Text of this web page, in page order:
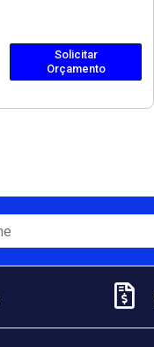
Solicitar
Orçamento